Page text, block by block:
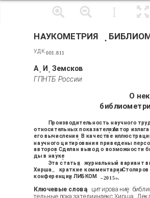
НАУКОМЕТРИЯ .
УДК 001.811
А. И . Земсков
ГПНТБ России
О
Производительность научного
относительных показателях
. Автор
его вычисления.
В качестве
научного цитирования приведены
авторов. Сделан вывод о возможности
ды в науке
.
Эта статья
–
журнальный вариант
Хирша– краткие комментарии
;
конференции
« ЛИБКОМ –2015».
Ключевые слова: цитирование
,
тельные показателииндекс Хирша